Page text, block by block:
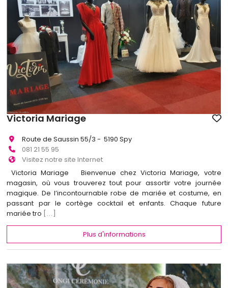
Victoria Mariage
Route de Saussin 55/3 - 5190 Spy
081 21 55 95
Visitez notre site Internet
Victoria Mariage Bienvenue chez Victoria Mariage, votre
magasin, où vous trouverez tout pour assortir votre journée
magique. De l’incontournable robe de mariée et costume, en
passant par le cortège cocktail et enfants. Chaque future
mariée tro
[...]
Plus d'informations